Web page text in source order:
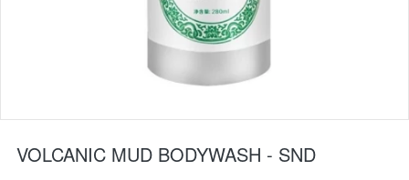
VOLCANIC MUD BODYWASH - SND